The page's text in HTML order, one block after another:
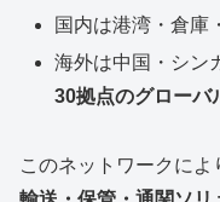
国内は港湾・倉庫
海外は中国・シン
30拠点のグローバ
このネットワークに